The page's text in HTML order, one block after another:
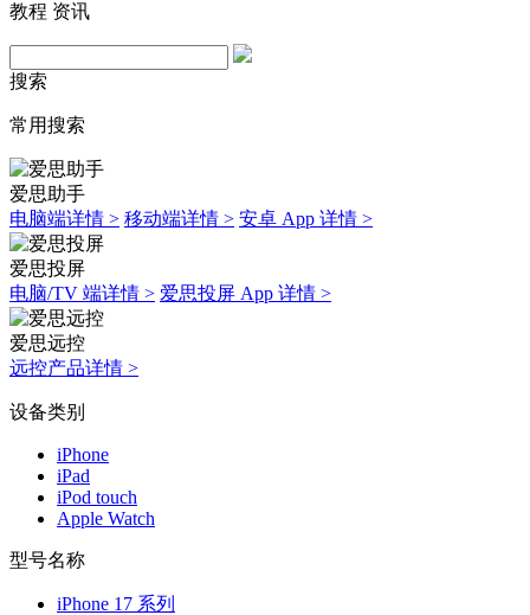
教程 资讯
搜索
常用搜索
爱思助手
电脑端详情 > 移动端详情 > 安卓 App 详情 >
爱思投屏
电脑/TV 端详情 > 爱思投屏 App 详情 >
爱思远控
远控产品详情 >
设备类别
iPhone
iPad
iPod touch
Apple Watch
型号名称
iPhone 17 系列